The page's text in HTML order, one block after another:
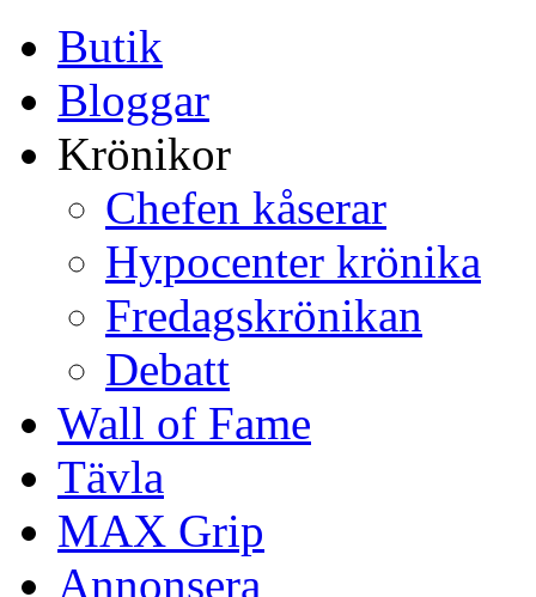
Butik
Bloggar
Krönikor
Chefen kåserar
Hypocenter krönika
Fredagskrönikan
Debatt
Wall of Fame
Tävla
MAX Grip
Annonsera